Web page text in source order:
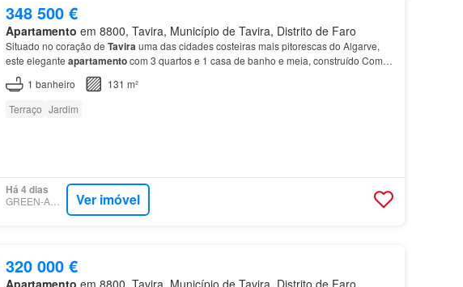
348 500 €
Apartamento em 8800, Tavira, Município de Tavira, Distrito de Faro
Situado no coração de Tavirauma das cidades costeiras mais pitorescas do Algarve,
este elegante apartamentocom 3 quartos e 1 casa de banho e meia, construído Com
uma área total privada de 130 m², composta por 99 m² de área…
1 banheiro
131 m²
Terraço Jardim
Há 4 dias
GREEN-ACRES Ver imóvel
320 000 €